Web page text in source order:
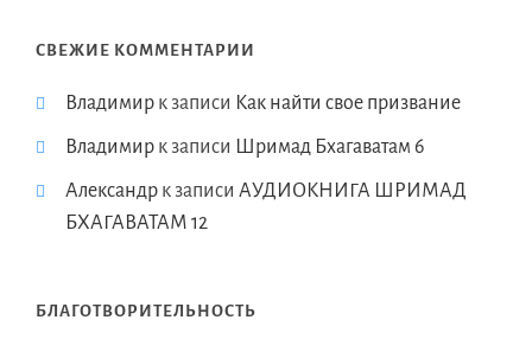
СВЕЖИЕ КОММЕНТАРИИ
Владимир к записи Как найти свое призвание
Владимир к записи Шримад Бхагаватам 6
Александр к записи АУДИОКНИГА ШРИМАД
БХАГАВАТАМ 12
БЛАГОТВОРИТЕЛЬНОСТЬ